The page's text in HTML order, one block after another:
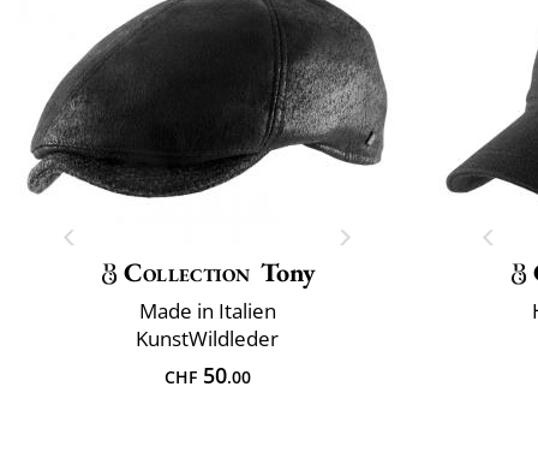
Collection Tony
Made in Italien
KunstWildleder
CHF50.00